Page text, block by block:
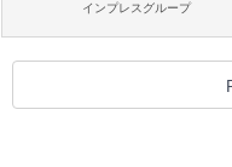
インプレスグループ